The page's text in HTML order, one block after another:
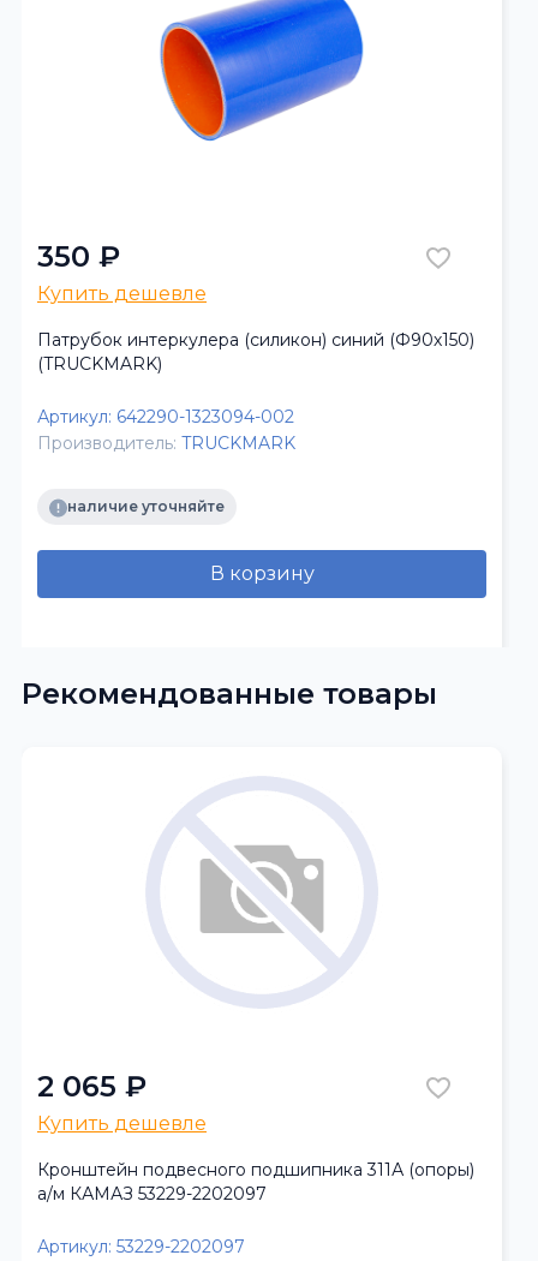
350 ₽
Купить дешевле
Патрубок интеркулера (силикон) синий (Ф90х150)
(TRUCKMARK)
Артикул: 642290-1323094-002
Производитель: TRUCKMARK
наличие уточняйте
В корзину
Рекомендованные товары
2 065 ₽
Купить дешевле
Кронштейн подвесного подшипника 311А (опоры)
а/м КАМАЗ 53229-2202097
Артикул: 53229-2202097